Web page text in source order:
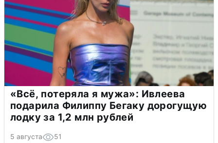
«Всё, потеряла я мужа»: Ивлеева
подарила Филиппу Бегаку дорогущую
лодку за 1,2 млн рублей
5 августа 51